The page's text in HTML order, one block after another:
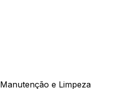
e Limpeza